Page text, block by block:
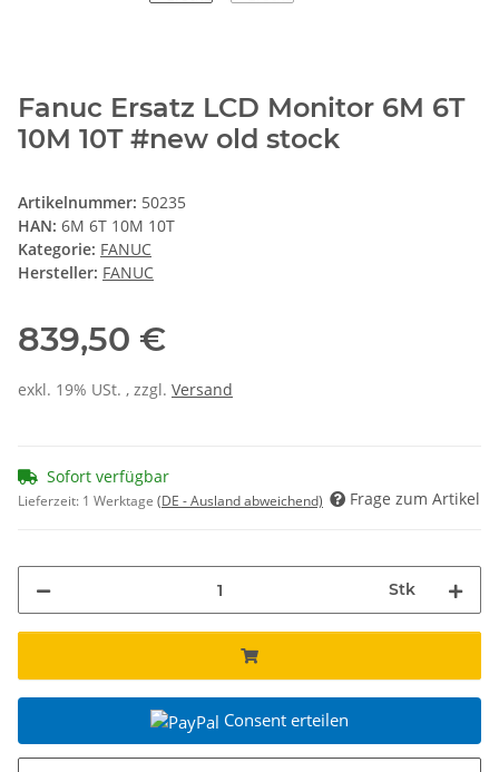
Fanuc Ersatz LCD Monitor 6M 6T
10M 10T #new old stock
Artikelnummer: 50235
HAN: 6M 6T 10M 10T
Kategorie: FANUC
Hersteller: FANUC
839,50 €
exkl. 19% USt. , zzgl. Versand
Sofort verfügbar
Lieferzeit: 1 Werktage (DE - Ausland abweichend) Frage zum Artikel
Stk
Consent erteilen